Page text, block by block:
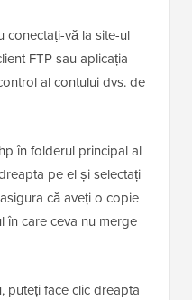
conectați-vă la site-ul
FTP sau aplicația
al contului dvs. de
în folderul principal al
pe el și selectați
că aveți o copie
în care ceva nu merge
puteți face clic dreapta